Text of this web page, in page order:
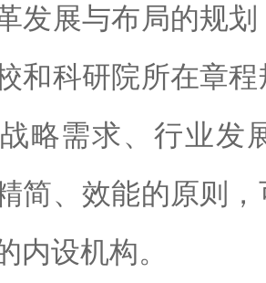
发展与布局的规
和科研院所在章
略需求、行业发
简、效能的原则
内设机构。